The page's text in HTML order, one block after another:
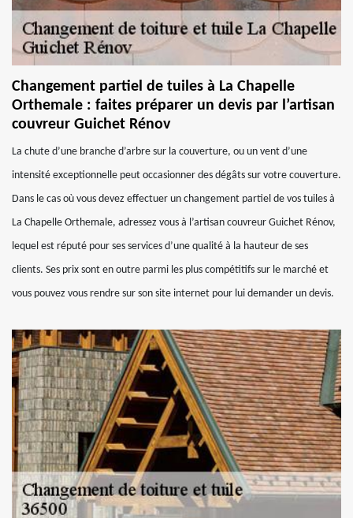
Changement partiel de tuiles à La Chapelle
Orthemale : faites préparer un devis par l’artisan
couvreur Guichet Rénov
La chute d’une branche d’arbre sur la couverture, ou un vent d’une
intensité exceptionnelle peut occasionner des dégâts sur votre couverture.
Dans le cas où vous devez effectuer un changement partiel de vos tuiles à
La Chapelle Orthemale, adressez vous à l’artisan couvreur Guichet Rénov,
lequel est réputé pour ses services d’une qualité à la hauteur de ses
clients. Ses prix sont en outre parmi les plus compétitifs sur le marché et
vous pouvez vous rendre sur son site internet pour lui demander un devis.